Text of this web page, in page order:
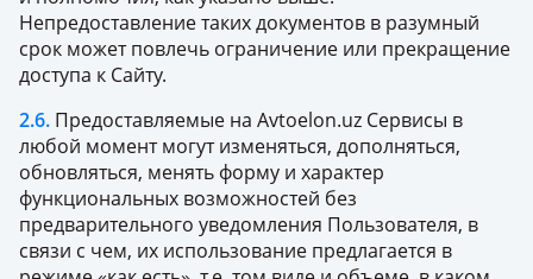
Непредоставление таких документов в разумный
срок может повлечь ограничение или прекращение
доступа к Сайту.
2.6. Предоставляемые на Avtoelon.uz Сервисы в
любой момент могут изменяться, дополняться,
обновляться, менять форму и характер
функциональных возможностей без
предварительного уведомления Пользователя, в
связи с чем, их использование предлагается в